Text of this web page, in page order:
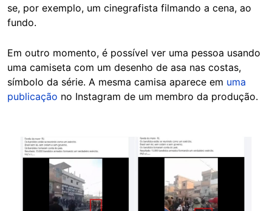
se, por exemplo, um cinegrafista filmando a cena, ao
fundo.
Em outro momento, é possível ver uma pessoa usando
uma camiseta com um desenho de asa nas costas,
símbolo da série. A mesma camisa aparece em uma
publicação no Instagram de um membro da produção.
Image